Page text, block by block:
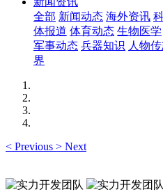
全部 新闻动态 海外资讯
体报道 体育动态 生物医学
军事动态 兵器知识 人物
界
< Previous > Next